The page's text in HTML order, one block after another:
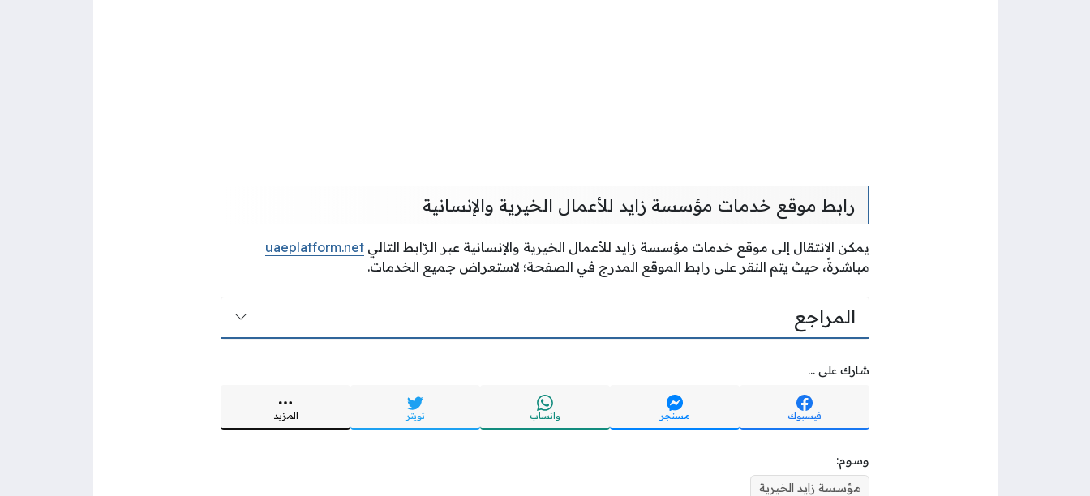
رابط موقع خدمات مؤسسة زايد للأعمال الخيرية والإنسانية
يمكن الانتقال إلى موقع خدمات مؤسسة زايد للأعمال الخيرية والإنسانية عبر الرّابط التالي uaeplatform.net
مباشرةً، حيث يتم النقر على رابط الموقع المدرج في الصفحة؛ لاستعراض جميع الخدمات.
المراجع
شارك على ...
فيسبوك مسنجر واتساب تويتر المزيد
وسوم:
مؤسسة زايد الخيرية